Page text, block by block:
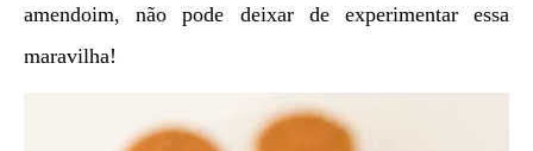
amendoim, não pode deixar de experimentar essa
maravilha!